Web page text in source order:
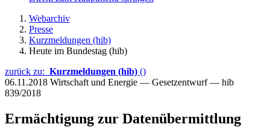
Webarchiv
Presse
Kurzmeldungen (hib)
Heute im Bundestag (hib)
zurück zu: Kurzmeldungen (hib) ()
06.11.2018 Wirtschaft und Energie — Gesetzentwurf — hib
839/2018
Ermächtigung zur Datenübermittlung